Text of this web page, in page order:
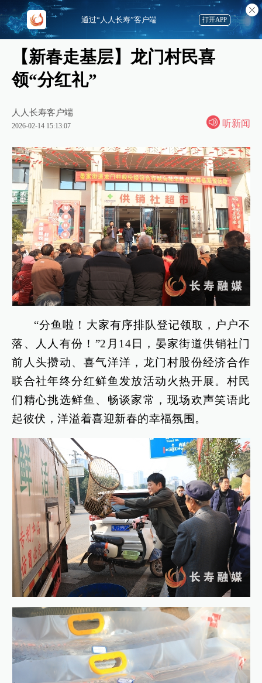
【新春走基层】龙门村民喜
领“分红礼”
人人长寿客户端
2026-02-14 15:13:07 听新闻
“分鱼啦！大家有序排队登记领取，户户不
落、人人有份！”2月14日，晏家街道供销社门
前人头攒动、喜气洋洋，龙门村股份经济合作
联合社年终分红鲜鱼发放活动火热开展。村民
们精心挑选鲜鱼、畅谈家常，现场欢声笑语此
起彼伏，洋溢着喜迎新春的幸福氛围。
通过“人人长寿”客户端 打开APP